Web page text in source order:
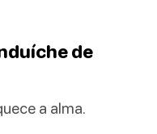
de
a alma.